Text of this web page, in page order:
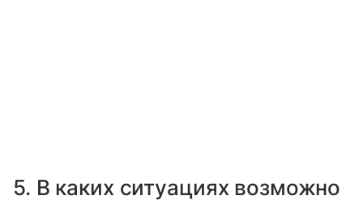
5. В каких ситуациях возможно